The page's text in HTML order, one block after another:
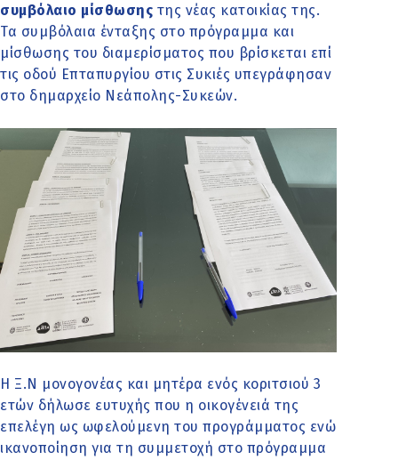
συμβόλαιο μίσθωσης της νέας κατοικίας της.
Τα συμβόλαια ένταξης στο πρόγραμμα και
μίσθωσης του διαμερίσματος που βρίσκεται επί
τις οδού Επταπυργίου στις Συκιές υπεγράφησαν
στο δημαρχείο Νεάπολης-Συκεών.
Η Ξ.N μονογονέας και μητέρα ενός κοριτσιού 3
ετών δήλωσε ευτυχής που η οικογένειά της
επελέγη ως ωφελούμενη του προγράμματος ενώ
ικανοποίηση για τη συμμετοχή στο πρόγραμμα